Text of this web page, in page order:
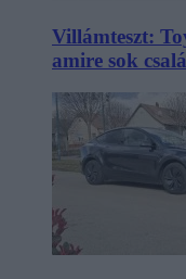
Villámteszt:
amire sok